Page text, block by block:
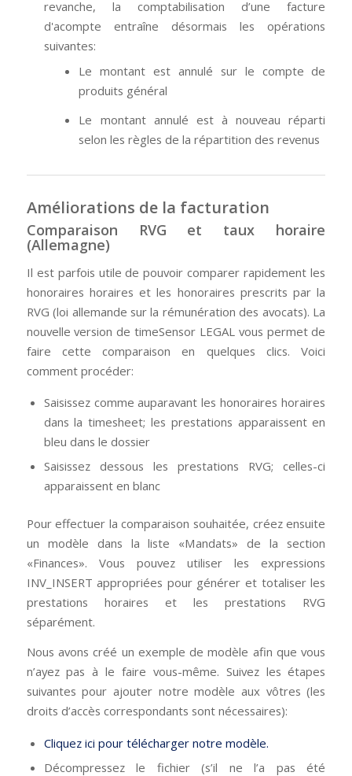
revanche, la comptabilisation d’une facture
d'acompte entraîne désormais les opérations
suivantes:
Le montant est annulé sur le compte de
produits général
Le montant annulé est à nouveau réparti
selon les règles de la répartition des revenus
Améliorations de la facturation
Comparaison RVG et taux horaire
(Allemagne)
Il est parfois utile de pouvoir comparer rapidement les
honoraires horaires et les honoraires prescrits par la
RVG (loi allemande sur la rémunération des avocats). La
nouvelle version de timeSensor LEGAL vous permet de
faire cette comparaison en quelques clics. Voici
comment procéder:
Saisissez comme auparavant les honoraires horaires
dans la timesheet; les prestations apparaissent en
bleu dans le dossier
Saisissez dessous les prestations RVG; celles-ci
apparaissent en blanc
Pour effectuer la comparaison souhaitée, créez ensuite
un modèle dans la liste «Mandats» de la section
«Finances». Vous pouvez utiliser les expressions
INV_INSERT appropriées pour générer et totaliser les
prestations horaires et les prestations RVG
séparément.
Nous avons créé un exemple de modèle afin que vous
n’ayez pas à le faire vous-même. Suivez les étapes
suivantes pour ajouter notre modèle aux vôtres (les
droits d’accès correspondants sont nécessaires):
Cliquez ici pour télécharger notre modèle.
Décompressez le fichier (s’il ne l’a pas été